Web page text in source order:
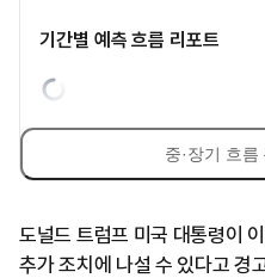
기간별 예측 흐름 리포트
중·장기 흐름
도널드 트럼프 미국 대통령이
추가 조치에 나설 수 있다고 경